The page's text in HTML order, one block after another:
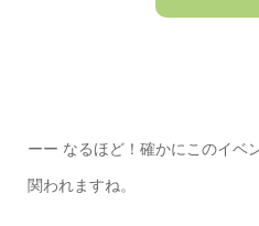
ーー なるほど！確かにこのイベ
関われますね。